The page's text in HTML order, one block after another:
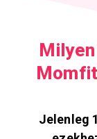
Jelenleg